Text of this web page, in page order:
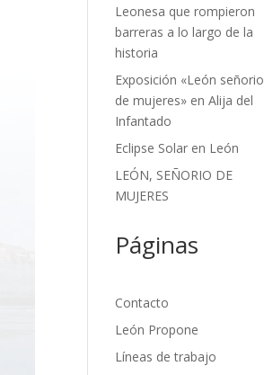
Leonesa que rompieron
barreras a lo largo de la
historia
Exposición «León señorio
de mujeres» en Alija del
Infantado
Eclipse Solar en León
LEÓN, SEÑORIO DE
MUJERES
Páginas
Contacto
León Propone
Líneas de trabajo